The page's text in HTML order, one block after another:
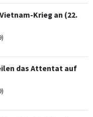
Krieg an (22.
das Attentat auf